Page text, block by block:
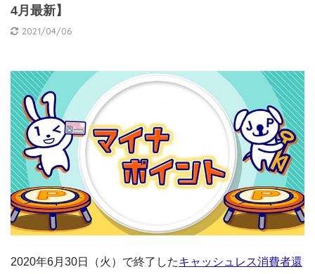
4月最新】
2021/04/06
2020年6月30日（火）で終了したキャッシュレス消費者還